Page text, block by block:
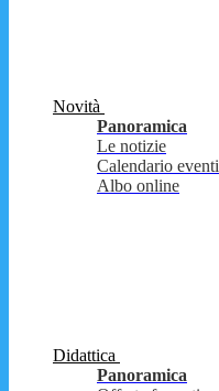
Novità
Panoramica
Le notizie
Calendario eventi
Albo online
Didattica
Panoramica